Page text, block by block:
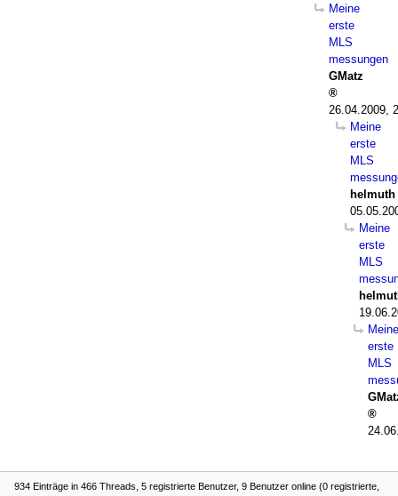
Meine
erste
MLS
messungen
GMatz
26.04.2009,
Meine
erste
MLS
helmuth
Meine
erste
MLS
Meine
erste
MLS
934 Einträge in 466 Threads, 5 registrierte Benutzer, 9 Benutzer online (0 registrierte,